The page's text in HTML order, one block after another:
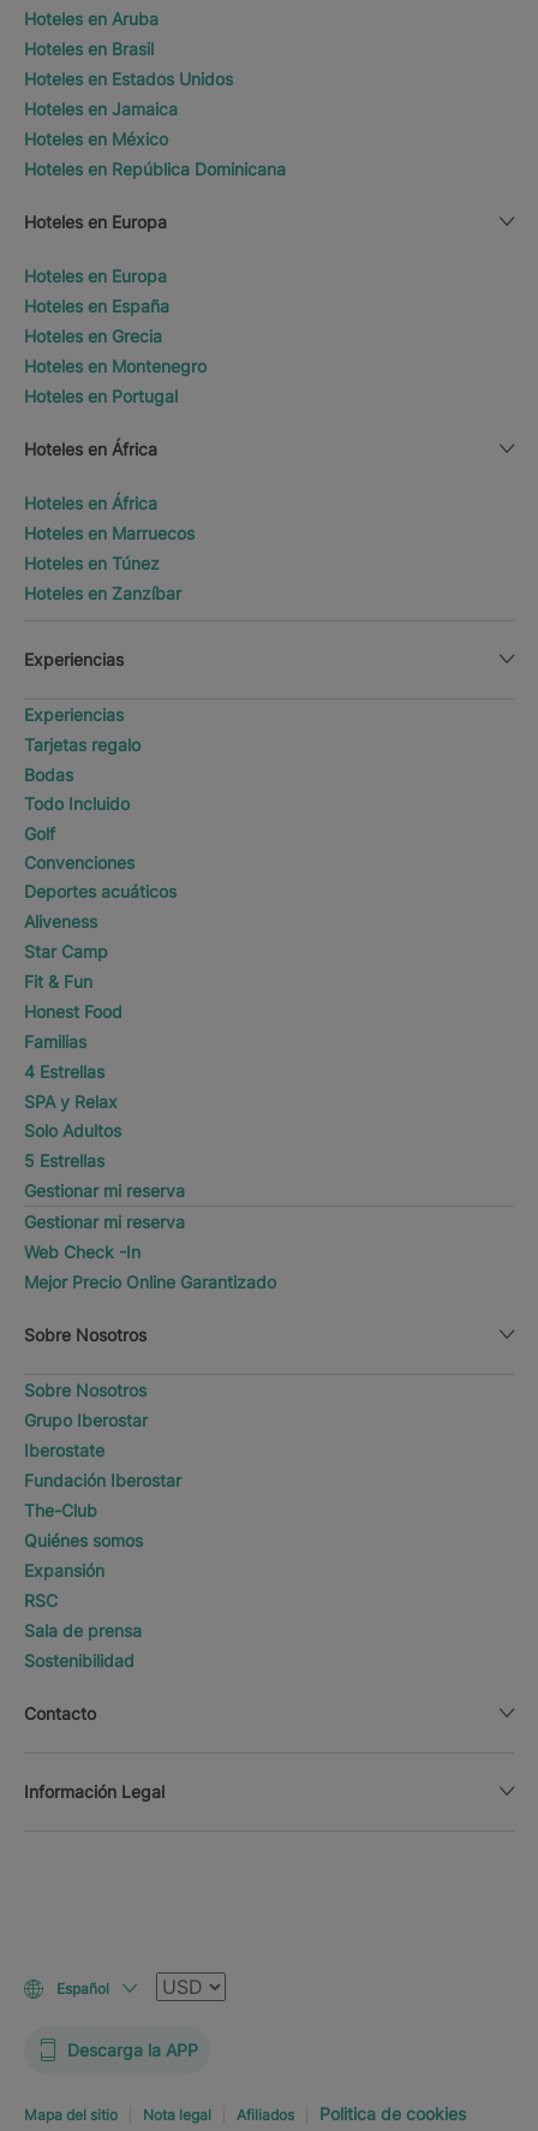
Hoteles en Aruba
Hoteles en Brasil
Hoteles en Estados Unidos
Hoteles en Jamaica
Hoteles en México
Hoteles en República Dominicana
Hoteles en Europa
Hoteles en Europa
Hoteles en España
Hoteles en Grecia
Hoteles en Montenegro
Hoteles en Portugal
Hoteles en África
Hoteles en África
Hoteles en Marruecos
Hoteles en Túnez
Hoteles en Zanzíbar
Experiencias
Experiencias
Tarjetas regalo
Bodas
Todo Incluido
Golf
Convenciones
Deportes acuáticos
Aliveness
Star Camp
Fit & Fun
Honest Food
Familias
4 Estrellas
SPA y Relax
Solo Adultos
5 Estrellas
Gestionar mi reserva
Gestionar mi reserva
Web Check -In
Mejor Precio Online Garantizado
Sobre Nosotros
Sobre Nosotros
Grupo Iberostar
Iberostate
Fundación Iberostar
The-Club
Quiénes somos
Expansión
RSC
Sala de prensa
Sostenibilidad
Contacto
Información Legal
Español Moneda
Descarga la APP
Mapa del sitio Nota legal Afiliados Politica de cookies